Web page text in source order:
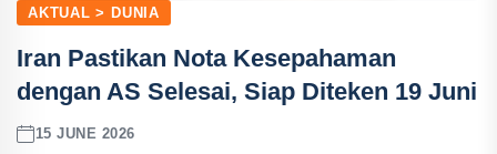
AKTUAL > DUNIA
Iran Pastikan Nota Kesepahaman
dengan AS Selesai, Siap Diteken 19 Juni
15 JUNE 2026